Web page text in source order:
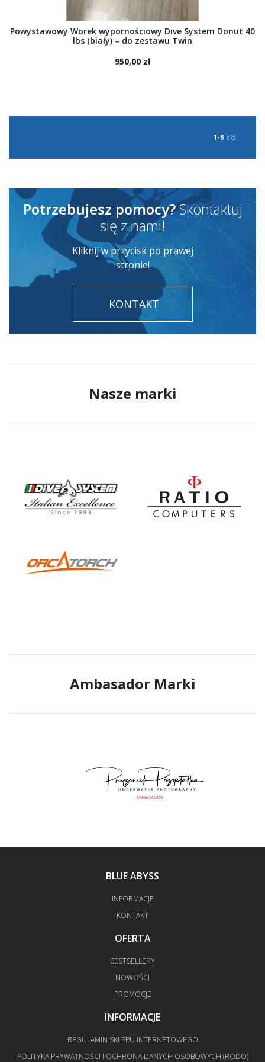
Powystawowy Worek wypornościowy Dive System Donut 40
lbs (biały) – do zestawu Twin
950,00 zł
1-8 z 8
Potrzebujesz pomocy?Skontaktuj
się z nami!
Kliknij w przycisk po prawej
stronie!
KONTAKT
Nasze marki
Ambasador Marki
BLUE ABYSS
INFORMACJE
KONTAKT
OFERTA
BESTSELLERY
NOWOŚCI
PROMOCJE
INFORMACJE
REGULAMIN SKLEPU INTERNETOWEGO
POLITYKA PRYWATNOŚCI I OCHRONA DANYCH OSOBOWYCH (RODO)